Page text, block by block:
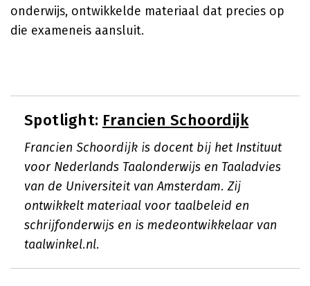
onderwijs, ontwikkelde materiaal dat precies op
die exameneis aansluit.
Spotlight: Francien Schoordijk
Francien Schoordijk is docent bij het Instituut
voor Nederlands Taalonderwijs en Taaladvies
van de Universiteit van Amsterdam. Zij
ontwikkelt materiaal voor taalbeleid en
schrijfonderwijs en is medeontwikkelaar van
taalwinkel.nl.